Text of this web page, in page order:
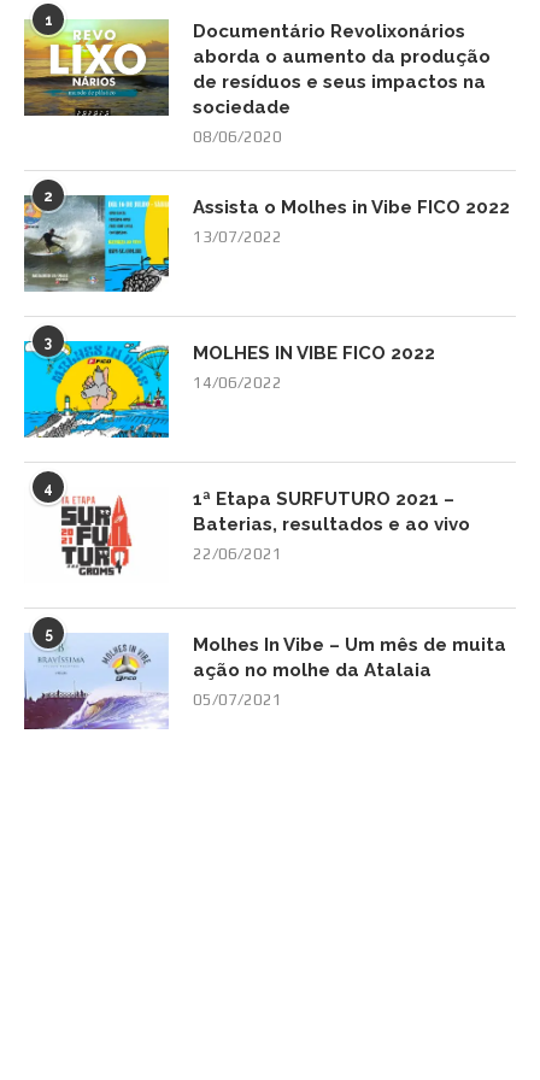
1
Documentário Revolixonários
aborda o aumento da produção
de resíduos e seus impactos na
sociedade
08/06/2020
2 Assista o Molhes in Vibe FICO 2022
13/07/2022
3 MOLHES IN VIBE FICO 2022
14/06/2022
4
1ª Etapa SURFUTURO 2021 –
Baterias, resultados e ao vivo
22/06/2021
5
Molhes In Vibe – Um mês de muita
ação no molhe da Atalaia
05/07/2021